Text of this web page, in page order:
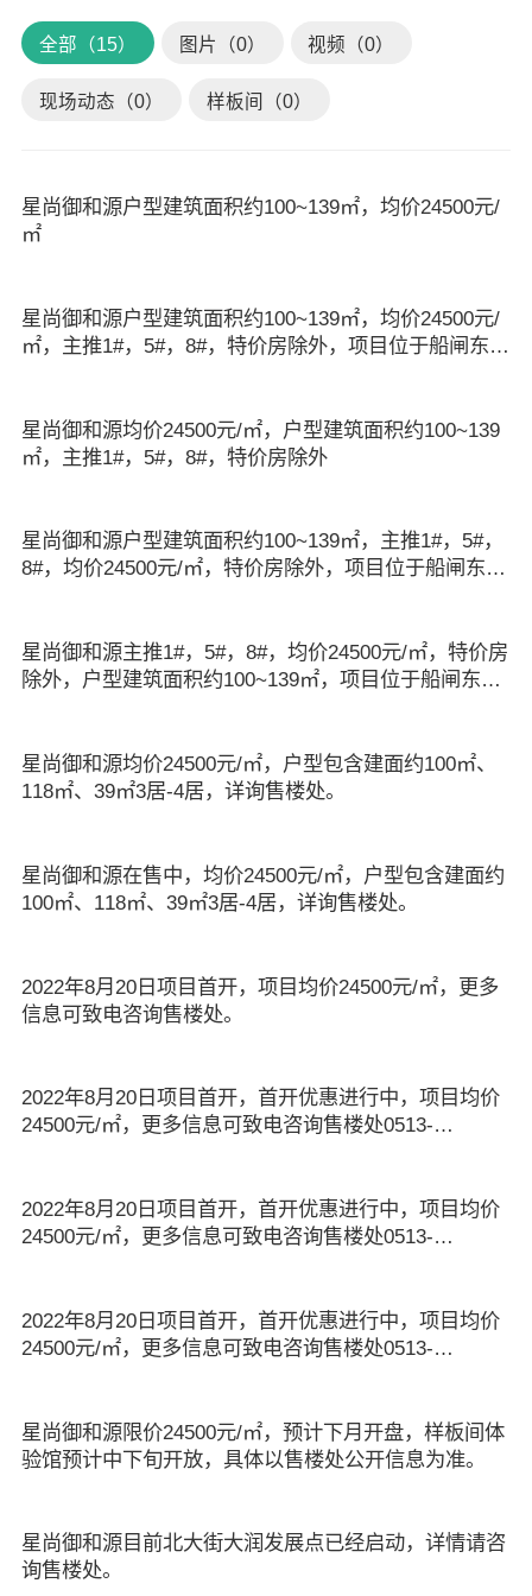
全部（15） 图片（0） 视频（0）
现场动态（0） 样板间（0）
星尚御和源户型建筑面积约100~139㎡，均价24500元/
㎡
星尚御和源户型建筑面积约100~139㎡，均价24500元/
㎡，主推1#，5#，8#，特价房除外，项目位于船闸东路
星尚御和源均价24500元/㎡，户型建筑面积约100~139
㎡，主推1#，5#，8#，特价房除外
星尚御和源户型建筑面积约100~139㎡，主推1#，5#，
8#，均价24500元/㎡，特价房除外，项目位于船闸东路
星尚御和源主推1#，5#，8#，均价24500元/㎡，特价房
除外，户型建筑面积约100~139㎡，项目位于船闸东路
星尚御和源均价24500元/㎡，户型包含建面约100㎡、
118㎡、39㎡3居-4居，详询售楼处。
星尚御和源在售中，均价24500元/㎡，户型包含建面约
100㎡、118㎡、39㎡3居-4居，详询售楼处。
2022年8月20日项目首开，项目均价24500元/㎡，更多
信息可致电咨询售楼处。
2022年8月20日项目首开，首开优惠进行中，项目均价
24500元/㎡，更多信息可致电咨询售楼处0513-
2022年8月20日项目首开，首开优惠进行中，项目均价
24500元/㎡，更多信息可致电咨询售楼处0513-
2022年8月20日项目首开，首开优惠进行中，项目均价
24500元/㎡，更多信息可致电咨询售楼处0513-
星尚御和源限价24500元/㎡，预计下月开盘，样板间体
验馆预计中下旬开放，具体以售楼处公开信息为准。
星尚御和源目前北大街大润发展点已经启动，详情请咨
询售楼处。